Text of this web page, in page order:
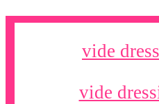
vide
vide